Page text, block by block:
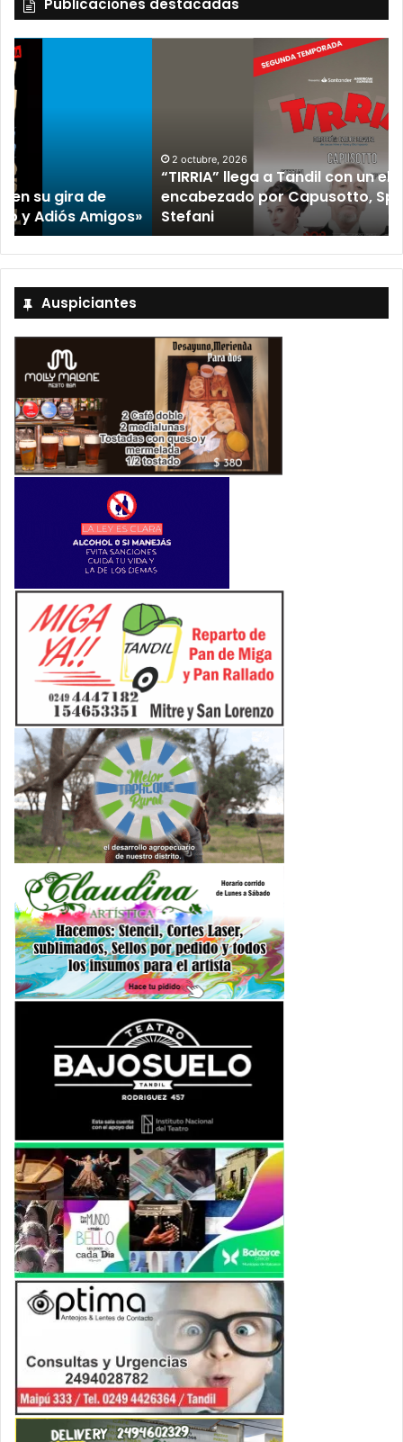
Publicaciones destacadas
“TIRRIA” llega a Tandil con un elenco de lujo
encabezado por Capusotto, Spregelburd y
Stefani
Auspiciantes